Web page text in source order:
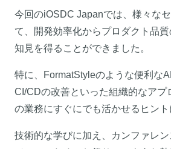
今回のiOSDC Japanでは、様々な
て、開発効率化からプロダクト品
知見を得ることができました。
特に、FormatStyleのような便利な
CI/CDの改善といった組織的なアプ
の業務にすぐにでも活かせるヒント
技術的な学びに加え、カンファレ